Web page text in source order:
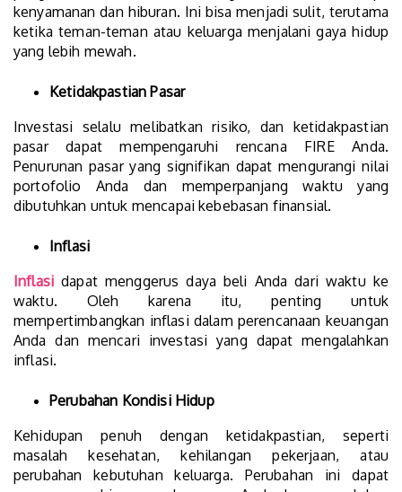
kenyamanan dan hiburan. Ini bisa menjadi sulit, terutama
ketika teman-teman atau keluarga menjalani gaya hidup
yang lebih mewah.
Ketidakpastian Pasar
Investasi selalu melibatkan risiko, dan ketidakpastian
pasar dapat mempengaruhi rencana FIRE Anda.
Penurunan pasar yang signifikan dapat mengurangi nilai
portofolio Anda dan memperpanjang waktu yang
dibutuhkan untuk mencapai kebebasan finansial.
Inflasi
Inflasi dapat menggerus daya beli Anda dari waktu ke
waktu. Oleh karena itu, penting untuk
mempertimbangkan inflasi dalam perencanaan keuangan
Anda dan mencari investasi yang dapat mengalahkan
inflasi.
Perubahan Kondisi Hidup
Kehidupan penuh dengan ketidakpastian, seperti
masalah kesehatan, kehilangan pekerjaan, atau
perubahan kebutuhan keluarga. Perubahan ini dapat